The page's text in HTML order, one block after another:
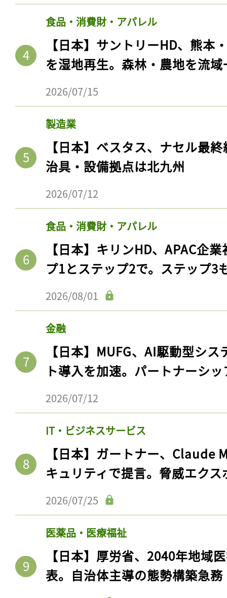
食品・消費財・アパレル
【日本】サントリーHD、熊本
を湿地再生。森林・農地を流
2026/07/15
製造業
【日本】ベスタス、ナセル最
治具・設備拠点は北九州
2026/07/12
食品・消費財・アパレル
【日本】キリンHD、APAC企
プ1とステップ2で。ステップ3
2026/08/01
金融
【日本】MUFG、AI駆動型シ
ト導入を加速。パートナーシ
2026/07/12
IT・ビジネスサービス
【日本】ガートナー、Claude
キュリティで提言。脅威エク
2026/07/25
医薬品・医療福祉
【日本】厚労省、2040年地域
表。自治体主導の態勢構築急務